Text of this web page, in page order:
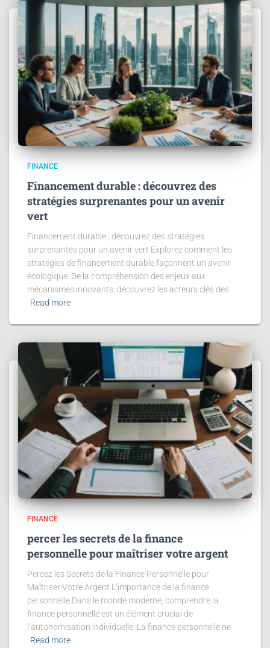
FINANCE
Financement durable : découvrez des
stratégies surprenantes pour un avenir
vert
Financement durable : découvrez des stratégies
surprenantes pour un avenir vert Explorez comment les
stratégies de financement durable façonnent un avenir
écologique. De la compréhension des enjeux aux
mécanismes innovants, découvrez les acteurs clés des
Read more
FINANCE
percer les secrets de la finance
personnelle pour maîtriser votre argent
Percez les Secrets de la Finance Personnelle pour
Maîtriser Votre Argent L’importance de la finance
personnelle Dans le monde moderne, comprendre la
finance personnelle est un élément crucial de
l’autonomisation individuelle. La finance personnelle ne
Read more